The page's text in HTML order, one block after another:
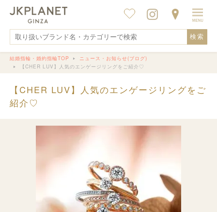
検索
結婚指輪・婚約指輪TOP
ニュース・お知らせ(ブログ)
【CHER LUV】人気のエンゲージリングをご紹介♡
【CHER LUV】人気のエンゲージリングをご
紹介♡